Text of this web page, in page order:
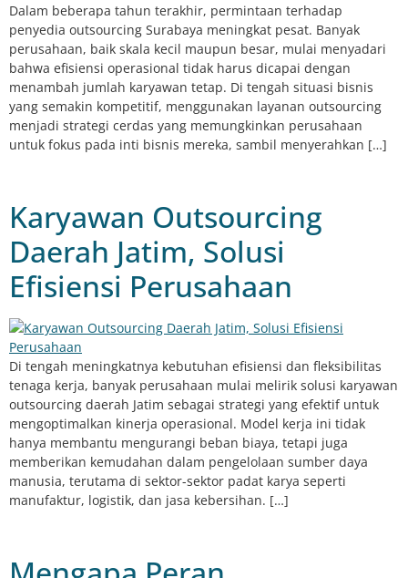
Dalam beberapa tahun terakhir, permintaan terhadap
penyedia outsourcing Surabaya meningkat pesat. Banyak
perusahaan, baik skala kecil maupun besar, mulai menyadari
bahwa efisiensi operasional tidak harus dicapai dengan
menambah jumlah karyawan tetap. Di tengah situasi bisnis
yang semakin kompetitif, menggunakan layanan outsourcing
menjadi strategi cerdas yang memungkinkan perusahaan
untuk fokus pada inti bisnis mereka, sambil menyerahkan […]
Karyawan Outsourcing
Daerah Jatim, Solusi
Efisiensi Perusahaan
Di tengah meningkatnya kebutuhan efisiensi dan fleksibilitas
tenaga kerja, banyak perusahaan mulai melirik solusi karyawan
outsourcing daerah Jatim sebagai strategi yang efektif untuk
mengoptimalkan kinerja operasional. Model kerja ini tidak
hanya membantu mengurangi beban biaya, tetapi juga
memberikan kemudahan dalam pengelolaan sumber daya
manusia, terutama di sektor-sektor padat karya seperti
manufaktur, logistik, dan jasa kebersihan. […]